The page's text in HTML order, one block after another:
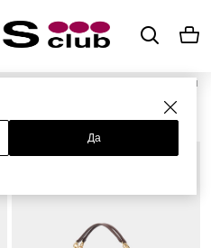
Да
Женские сумки и